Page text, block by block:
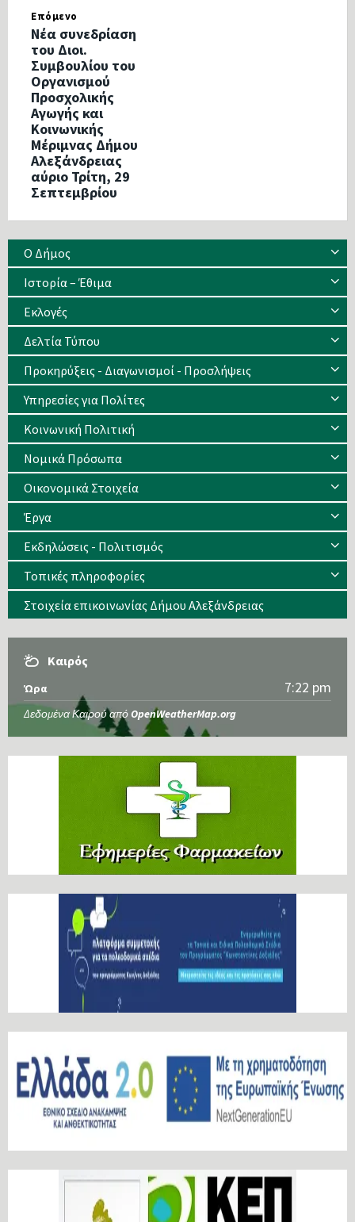
Επόμενο
Νέα συνεδρίαση
του Διοι.
Συμβουλίου του
Οργανισμού
Προσχολικής
Αγωγής και
Κοινωνικής
Μέριμνας Δήμου
Αλεξάνδρειας
αύριο Τρίτη, 29
Σεπτεμβρίου
Ο Δήμος
Ιστορία – Έθιμα
Eκλογές
Δελτία Τύπου
Προκηρύξεις - Διαγωνισμοί - Προσλήψεις
Υπηρεσίες για Πολίτες
Κοινωνική Πολιτική
Νομικά Πρόσωπα
Οικονομικά Στοιχεία
Έργα
Εκδηλώσεις - Πολιτισμός
Τοπικές πληροφορίες
Στοιχεία επικοινωνίας Δήμου Αλεξάνδρειας
Καιρός
Ώρα 7:22 pm
Δεδομένα Καιρού από OpenWeatherMap.org